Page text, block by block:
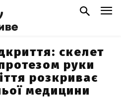
скелет
руки
розкриває
медицини